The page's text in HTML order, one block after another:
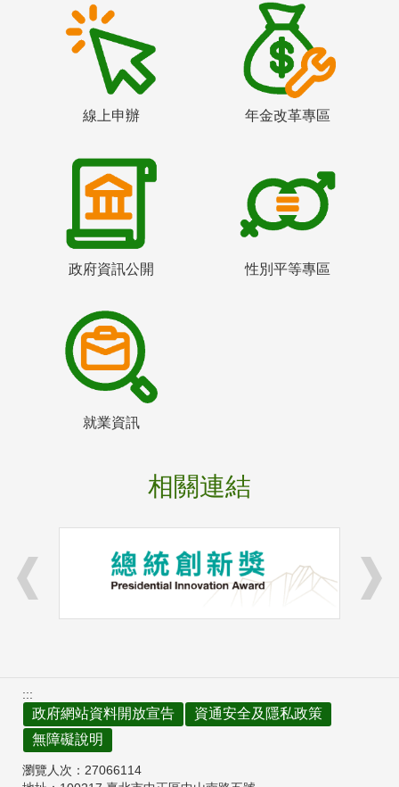
線上申辦 年金改革專區
政府資訊公開 性別平等專區
就業資訊
相關連結
:::
政府網站資料開放宣告
資通安全及隱私政策
無障礙說明
瀏覽人次： 27066114